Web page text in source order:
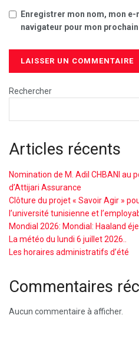
Enregistrer mon nom, mon
navigateur pour mon
Rechercher
Articles récents
Nomination de M. Adil CHBANI au
d’Attijari Assurance
Clôture du projet « Savoir Agir »
l’université tunisienne et
Mondial 2026: Mondial: Haaland
La météo du lundi 6 juillet 2026..
Les horaires administratifs d’été
Commentaires
Aucun commentaire à afficher.